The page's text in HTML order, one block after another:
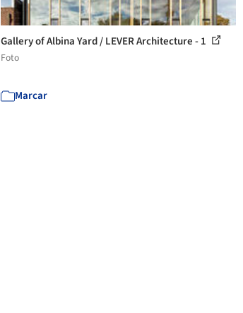
Gallery of Albina Yard / LEVER Architecture - 1
Foto
Marcar